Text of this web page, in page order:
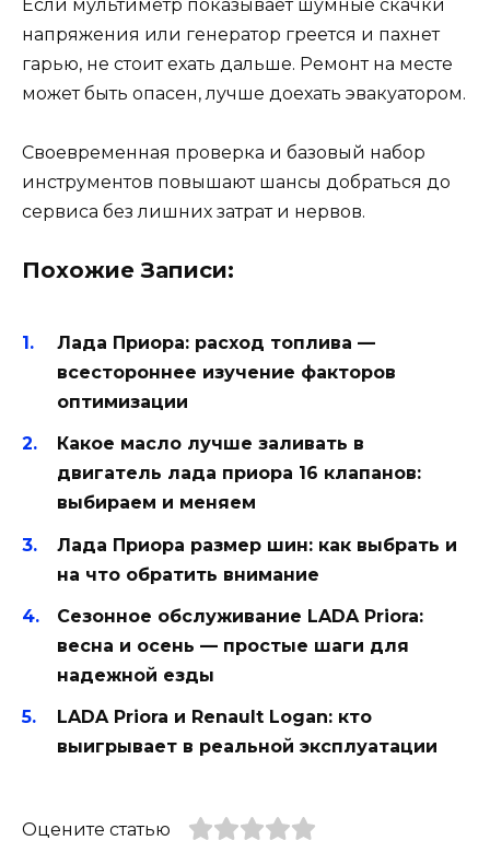
Если мультиметр показывает шумные скачки
напряжения или генератор греется и пахнет
гарью, не стоит ехать дальше. Ремонт на месте
может быть опасен, лучше доехать эвакуатором.
Своевременная проверка и базовый набор
инструментов повышают шансы добраться до
сервиса без лишних затрат и нервов.
Похожие Записи:
Лада Приора: расход топлива —
всестороннее изучение факторов
оптимизации
Какое масло лучше заливать в
двигатель лада приора 16 клапанов:
выбираем и меняем
Лада Приора размер шин: как выбрать и
на что обратить внимание
Сезонное обслуживание LADA Priora:
весна и осень — простые шаги для
надежной езды
LADA Priora и Renault Logan: кто
выигрывает в реальной эксплуатации
Оцените статью